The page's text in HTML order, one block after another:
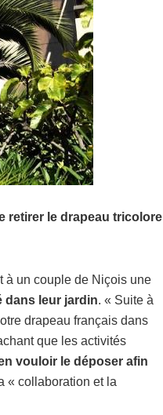
retirer le drapeau tricolore
à un couple de Niçois une
dans leur jardin. « Suite à
drapeau français dans
que les activités
vouloir le déposer afin
« collaboration et la